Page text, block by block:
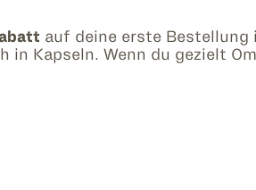
auf deine erste Bestellung
in Kapseln. Wenn du gezielt